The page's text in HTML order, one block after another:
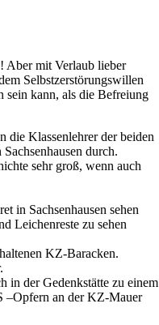
Aber mit Verlaub lieber
Selbstzerstörungswillen
sein kann, als die Befreiung
die Klassenlehrer der beiden
durch.
sehr groß, wenn auch
in Sachsenhausen sehen
Leichenreste zu sehen
KZ-Baracken.
in der Gedenkstätte zu einem
–Opfern an der KZ-Mauer